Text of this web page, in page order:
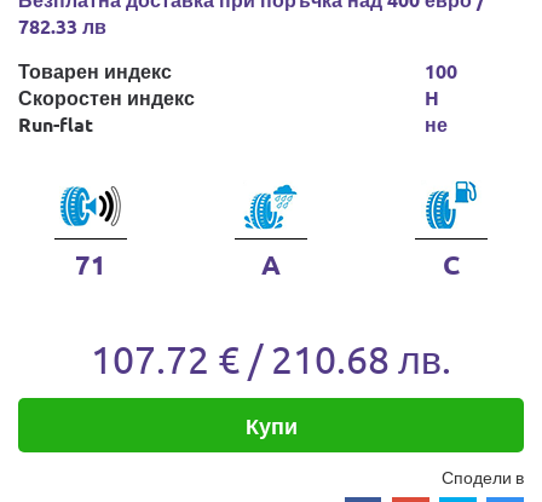
782.33 лв
Товарен индекс
Скоростен индекс
Run-flat
100
H
не
71 A C
107.72 € / 210.68 лв.
Купи
Сподели в